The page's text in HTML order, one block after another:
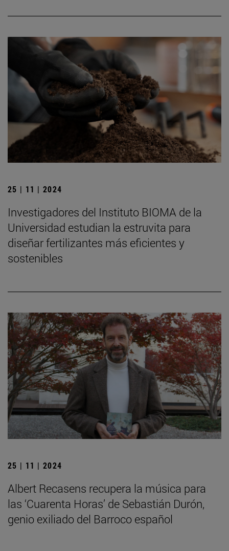
25 | 11 | 2024
Investigadores del Instituto BIOMA de la
Universidad estudian la estruvita para
diseñar fertilizantes más eficientes y
sostenibles
25 | 11 | 2024
Albert Recasens recupera la música para
las ‘Cuarenta Horas’ de Sebastián Durón,
genio exiliado del Barroco español